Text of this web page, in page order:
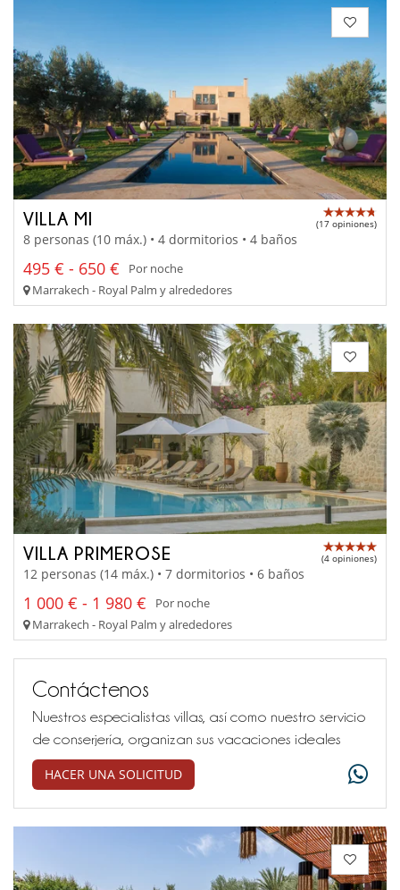
VILLA MI (17 opiniones)
8 personas (10 máx.) • 4 dormitorios • 4 baños
495 € - 650 €
Por noche
Marrakech - Royal Palm y alrededores
VILLA PRIMEROSE (4 opiniones)
12 personas (14 máx.) • 7 dormitorios • 6 baños
1 000 € - 1 980 €
Por noche
Marrakech - Royal Palm y alrededores
Contáctenos
Nuestros especialistas villas, así como nuestro servicio
de conserjería, organizan sus vacaciones ideales
HACER UNA SOLICITUD